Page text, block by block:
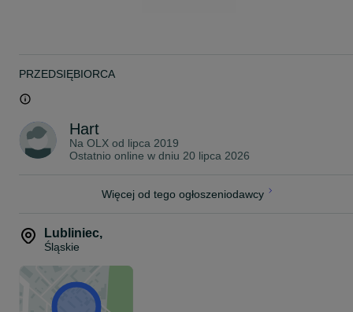
Tarnowskie Góry 42-600 tel. 5.3.6.0.1.0.1.0.3
Główna siedziba firmy Hart Bud mieści się w Częstochowie:
Aleja Wojska Polskiego 14
PRZEDSIĘBIORCA
Hart
Na OLX od lipca 2019
Ostatnio online w dniu 20 lipca 2026
Więcej od tego ogłoszeniodawcy
Lubliniec,
Śląskie